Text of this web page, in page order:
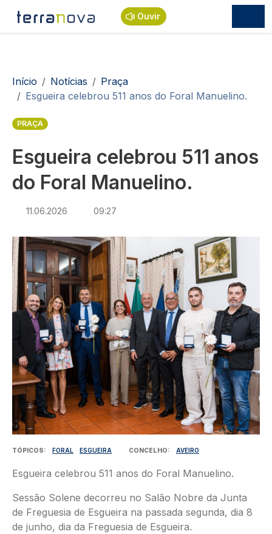
Passar para o conteúdo principal
Ouvir
Navegação estrutural
Início Notícias
Praça
Esgueira celebrou 511 anos do Foral Manuelino.
PRAÇA
Esgueira celebrou 511 anos
do Foral Manuelino.
11.06.2026 09:27
Imagem
TÓPICOS FORAL ESGUEIRA CONCELHO AVEIRO
Esgueira celebrou 511 anos do Foral Manuelino.
Sessão Solene decorreu no Salão Nobre da Junta
de Freguesia de Esgueira na passada segunda, dia 8
de junho, dia da Freguesia de Esgueira.